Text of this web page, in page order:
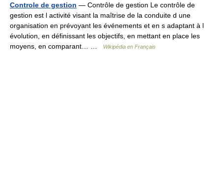
Controle de gestion — Contrôle de gestion Le contrôle de
gestion est l activité visant la maîtrise de la conduite d une
organisation en prévoyant les événements et en s adaptant à l
évolution, en définissant les objectifs, en mettant en place les
moyens, en comparant… …
Wikipédia en Français